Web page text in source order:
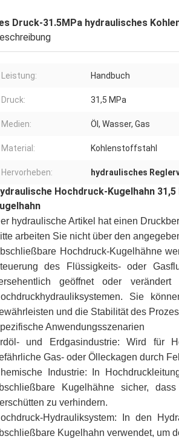
Druck-31.5MPa hydraulisches
Leistung: Handbuch
Druck: 31,5 MPa
Medien: Öl, Wasser, Gas
Material: Kohlenstoffstahl
Hervorheben: hydraulisches
Hochdruck-Kugelhahn
hydraulische Artikel hat einen
arbeiten Sie nicht über den
Hochdruck-Kugelhähne
des Flüssigkeits- oder
geöffnet oder
Sie
und die Stabilität des
Anwendungsszenarien
und Erdgasindustrie: Wird für
Gas- oder Ölleckagen durch
Industrie: In
Kugelhähne sicher,
zu verhindern.
Hydrauliksystem: In den
Kugelhahn verwendet, um